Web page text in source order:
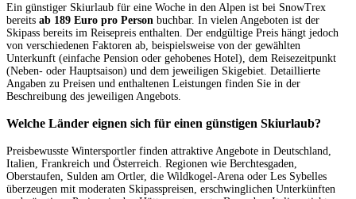
Ein günstiger Skiurlaub für eine Woche in den Alpen ist bei SnowTrex
bereits ab 189 Euro pro Person buchbar. In vielen Angeboten ist der
Skipass bereits im Reisepreis enthalten. Der endgültige Preis hängt jedoch
von verschiedenen Faktoren ab, beispielsweise von der gewählten
Unterkunft (einfache Pension oder gehobenes Hotel), dem Reisezeitpunkt
(Neben- oder Hauptsaison) und dem jeweiligen Skigebiet. Detaillierte
Angaben zu Preisen und enthaltenen Leistungen finden Sie in der
Beschreibung des jeweiligen Angebots.
Welche Länder eignen sich für einen günstigen Skiurlaub?
Preisbewusste Wintersportler finden attraktive Angebote in Deutschland,
Italien, Frankreich und Österreich. Regionen wie Berchtesgaden,
Oberstaufen, Sulden am Ortler, die Wildkogel-Arena oder Les Sybelles
überzeugen mit moderaten Skipasspreisen, erschwinglichen Unterkünften